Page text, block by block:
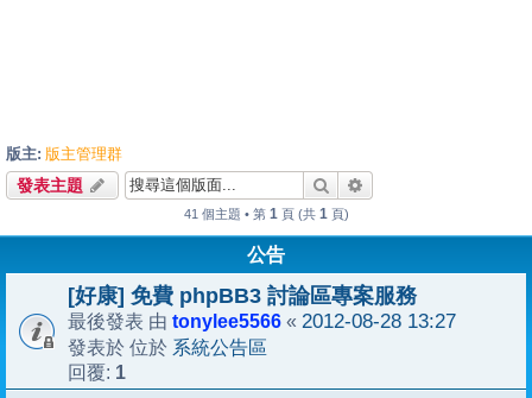
版主: 版主管理群
發表主題 搜尋
41 個主題 • 第 1 頁 (共 1 頁)
公告
[好康] 免費 phpBB3 討論區專案服務
最後發表 由 tonylee5566 « 2012-08-28 13:27
發表於 位於 系統公告區
回覆: 1